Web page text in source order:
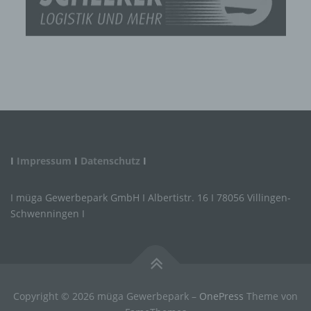
I Impressum I Datenschutz I
I müga Gewerbepark GmbH I Albertistr. 16 I 78056 Villingen-
Schwenningen I
Copyright © 2026 müga Gewerbepark – OnePress Theme von
Wir verwenden in dieser Datenschutzerklärung
Folgenden „betroffene Person") beziehen. Als
Kennung wie einem Namen, zu einer
Online-Kennung oder zu einem oder mehreren
besonderen Merkmalen, die Ausdruck der
physischen, physiologischen, genetischen,
sind, identifiziert werden kann.
Betroffene Person ist jede identifizierte oder